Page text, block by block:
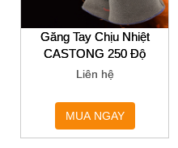
Găng Tay Chịu Nhiệt
CASTONG 250 Độ
Liên hệ
MUA NGAY